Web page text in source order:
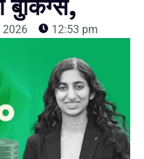
बुकिंग्स,
2026 12:53 pm